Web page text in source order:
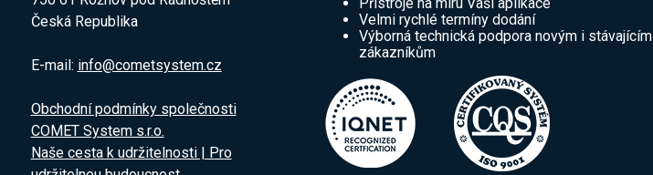
Česká Republika
E-mail: info@cometsystem.cz
Obchodní podmínky společnosti
COMET System s.r.o.
Naše cesta k udržitelnosti | Pro
Velmi rychlé termíny dodání
Výborná technická podpora novým i stávajícím
zákazníkům